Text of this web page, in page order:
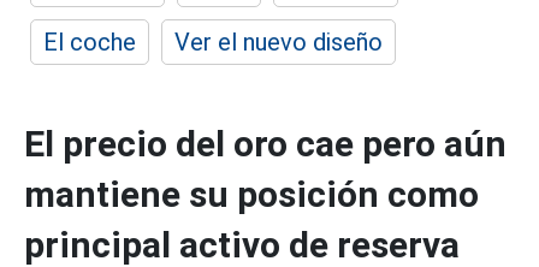
El coche
Ver el nuevo diseño
El precio del oro cae pero aún
mantiene su posición como
principal activo de reserva